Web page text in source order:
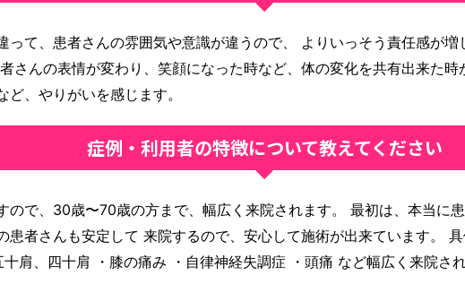
って、患者さんの雰囲気や意識が違うので、 よりいっそう責任感が
さんの表情が変わり、笑顔になった時など、体の変化を共有出来た
ど、やりがいを感じます。
症例・利用者の特徴について教えてください
ので、30歳〜70歳の方まで、幅広く来院されます。 最初は、本当に
患者さんも安定して 来院するので、安心して施術が出来ています。
肩、四十肩 ・膝の痛み ・自律神経失調症 ・頭痛 など幅広く来院さ